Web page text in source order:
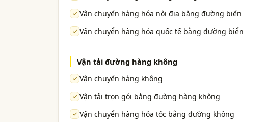
Vận chuyển hàng hóa nội địa bằng đường biển
Vân chuyển hàng hóa quốc tế bằng đường biển
Vận tải đường hàng không
Vận chuyển hàng không
Vận tải trọn gói bằng đường hàng không
Vận chuyển hàng hỏa tốc bằng đường không